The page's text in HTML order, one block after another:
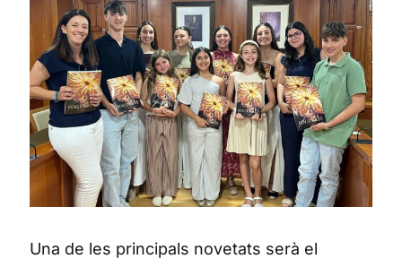
Una de les principals novetats serà el